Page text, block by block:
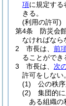
項に規定する
きる。
(利用の許可)
第4条
防災会
なければなら
2
市長は、 前
ることができ
3
市長は、 次
許可をしない。
(1)
公の秩
(2)
集団的
ある組織の